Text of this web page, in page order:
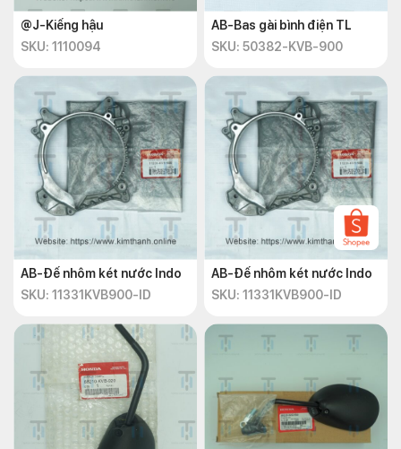
@J-Kiếng hậu
SKU: 1110094
AB-Bas gài bình điện TL
SKU: 50382-KVB-900
AB-Đế nhôm két nước Indo
SKU: 11331KVB900-ID
AB-Đế nhôm két nước Indo
SKU: 11331KVB900-ID